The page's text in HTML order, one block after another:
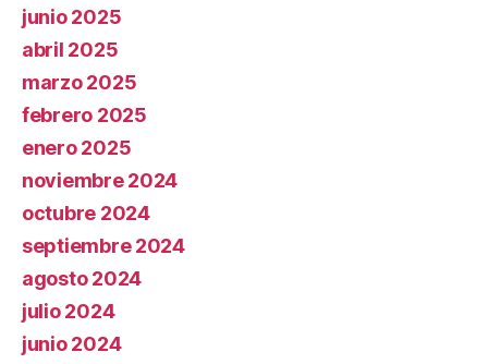
junio 2025
abril 2025
marzo 2025
febrero 2025
enero 2025
noviembre 2024
octubre 2024
septiembre 2024
agosto 2024
julio 2024
junio 2024